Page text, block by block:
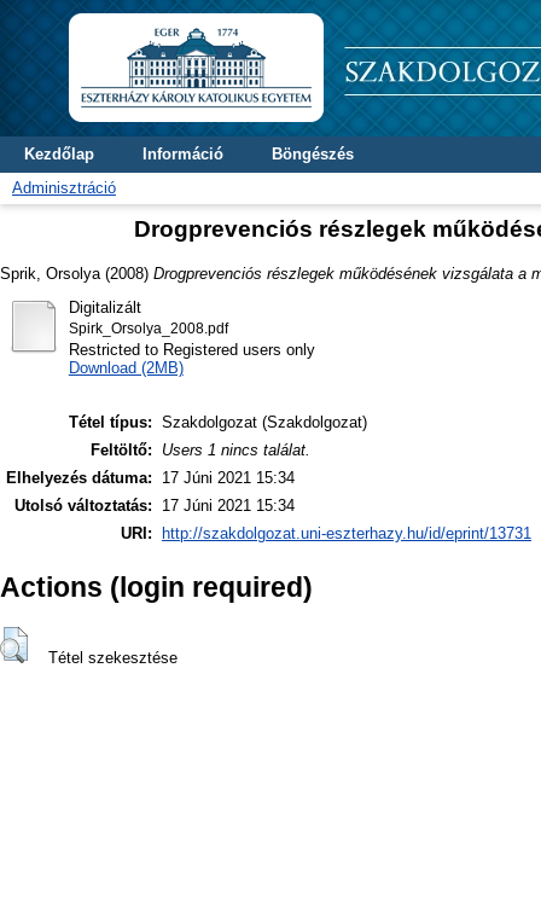
Kezdőlap Információ
Böngészés
Adminisztráció
Drogprevenciós részlegek
Sprik, Orsolya (2008) Drogprevenciós részlegek működésének vizsgálata a
Digitalizált
Spirk_Orsolya_2008.pdf
Restricted to Registered users only
Download (2MB)
Tétel típus: Szakdolgozat (Szakdolgozat)
Feltöltő:
Users 1 nincs találat.
Elhelyezés dátuma:
17 Júni 2021 15:34
Utolsó változtatás:
17 Júni 2021 15:34
URI:
http://szakdolgozat.uni-eszterhazy.hu/id/eprint/13731
Actions (login required)
Tétel szekesztése